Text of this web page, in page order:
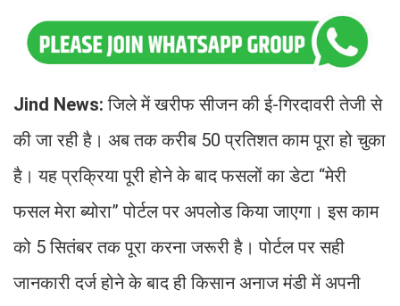
Jind News:जिले में खरीफ सीजन की ई-गिरदावरी तेजी से
की जा रही है। अब तक करीब 50 प्रतिशत काम पूरा हो चुका
है। यह प्रक्रिया पूरी होने के बाद फसलों का डेटा “मेरी
फसल मेरा ब्योरा” पोर्टल पर अपलोड किया जाएगा। इस काम
को 5 सितंबर तक पूरा करना जरूरी है। पोर्टल पर सही
जानकारी दर्ज होने के बाद ही किसान अनाज मंडी में अपनी